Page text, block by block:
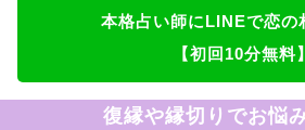
本格占い師にLINEで恋の
【初回10分無料】
復縁や縁切りでお悩